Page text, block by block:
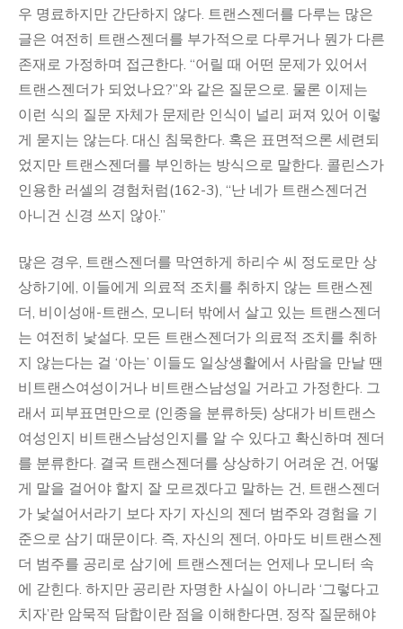
우 명료하지만 간단하지 않다. 트랜스젠더를 다루는 많은
글은 여전히 트랜스젠더를 부가적으로 다루거나 뭔가 다른
존재로 가정하며 접근한다. “어릴 때 어떤 문제가 있어서
트랜스젠더가 되었나요?”와 같은 질문으로. 물론 이제는
이런 식의 질문 자체가 문제란 인식이 널리 퍼져 있어 이렇
게 묻지는 않는다. 대신 침묵한다. 혹은 표면적으론 세련되
었지만 트랜스젠더를 부인하는 방식으로 말한다. 콜린스가
인용한 러셀의 경험처럼(162-3), “난 네가 트랜스젠더건
아니건 신경 쓰지 않아.”
많은 경우, 트랜스젠더를 막연하게 하리수 씨 정도로만 상
상하기에, 이들에게 의료적 조치를 취하지 않는 트랜스젠
더, 비이성애-트랜스, 모니터 밖에서 살고 있는 트랜스젠더
는 여전히 낯설다. 모든 트랜스젠더가 의료적 조치를 취하
지 않는다는 걸 ‘아는’ 이들도 일상생활에서 사람을 만날 땐
비트랜스여성이거나 비트랜스남성일 거라고 가정한다. 그
래서 피부표면만으로 (인종을 분류하듯) 상대가 비트랜스
여성인지 비트랜스남성인지를 알 수 있다고 확신하며 젠더
를 분류한다. 결국 트랜스젠더를 상상하기 어려운 건, 어떻
게 말을 걸어야 할지 잘 모르겠다고 말하는 건, 트랜스젠더
가 낯설어서라기 보다 자기 자신의 젠더 범주와 경험을 기
준으로 삼기 때문이다. 즉, 자신의 젠더, 아마도 비트랜스젠
더 범주를 공리로 삼기에 트랜스젠더는 언제나 모니터 속
에 갇힌다. 하지만 공리란 자명한 사실이 아니라 ‘그렇다고
치자’란 암묵적 담합이란 점을 이해한다면, 정작 질문해야